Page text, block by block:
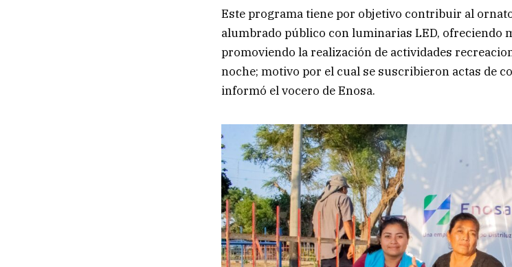
Este programa tiene por objetivo contribuir al
alumbrado público con luminarias LED, ofreciendo
promoviendo la realización de actividades
noche; motivo por el cual se suscribieron actas de
informó el vocero de Enosa.